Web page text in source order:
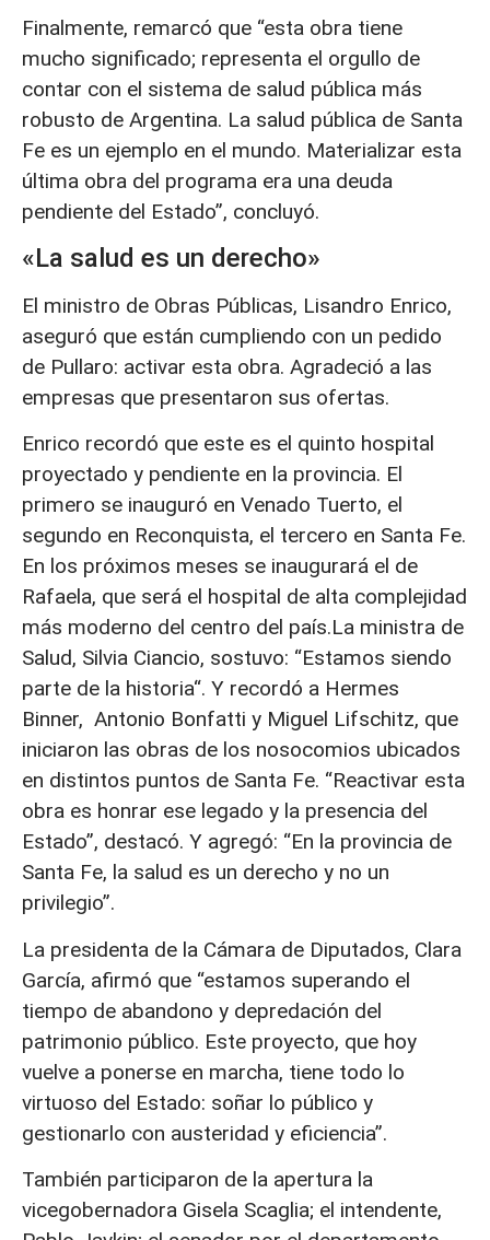
Finalmente, remarcó que “esta obra tiene
mucho significado; representa el orgullo de
contar con el sistema de salud pública más
robusto de Argentina. La salud pública de Santa
Fe es un ejemplo en el mundo. Materializar esta
última obra del programa era una deuda
pendiente del Estado”, concluyó.
«La salud es un derecho»
El ministro de Obras Públicas, Lisandro Enrico,
aseguró que están cumpliendo con un pedido
de Pullaro: activar esta obra. Agradeció a las
empresas que presentaron sus ofertas.
Enrico recordó que este es el quinto hospital
proyectado y pendiente en la provincia. El
primero se inauguró en Venado Tuerto, el
segundo en Reconquista, el tercero en Santa Fe.
En los próximos meses se inaugurará el de
Rafaela, que será el hospital de alta complejidad
más moderno del centro del país.La ministra de
Salud, Silvia Ciancio, sostuvo: “Estamos siendo
parte de la historia“. Y recordó a Hermes
Binner, Antonio Bonfatti y Miguel Lifschitz, que
iniciaron las obras de los nosocomios ubicados
en distintos puntos de Santa Fe. “Reactivar esta
obra es honrar ese legado y la presencia del
Estado”, destacó. Y agregó: “En la provincia de
Santa Fe, la salud es un derecho y no un
privilegio”.
La presidenta de la Cámara de Diputados, Clara
García, afirmó que “estamos superando el
tiempo de abandono y depredación del
patrimonio público. Este proyecto, que hoy
vuelve a ponerse en marcha, tiene todo lo
virtuoso del Estado: soñar lo público y
gestionarlo con austeridad y eficiencia”.
También participaron de la apertura la
vicegobernadora Gisela Scaglia; el intendente,